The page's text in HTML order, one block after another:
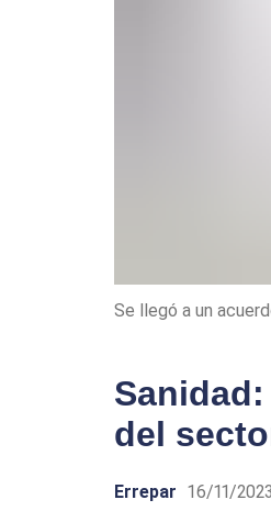
Se llegó a un
del
Errepar 16/11/2023